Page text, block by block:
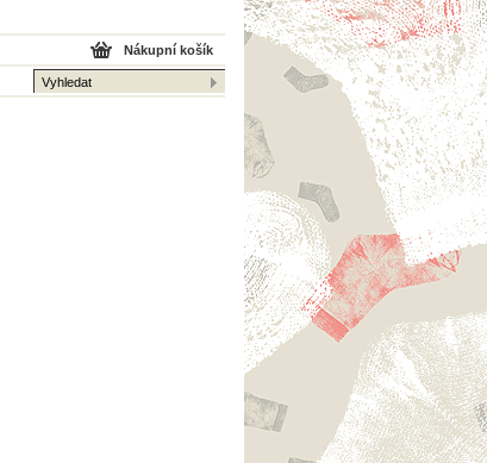
Nákupní košík